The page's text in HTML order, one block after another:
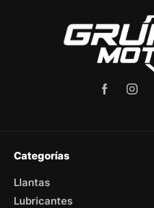
Categorías
Llantas
Lubricantes